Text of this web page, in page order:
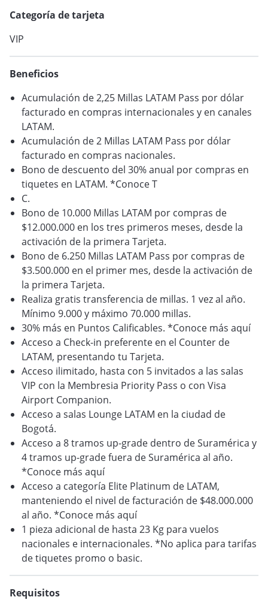
VER BLOG
Categoría de tarjeta
VIP
Beneficios
Acumulación de 2,25 Millas LATAM Pass por dólar
facturado en compras internacionales y en canales
LATAM.
Acumulación de 2 Millas LATAM Pass por dólar
facturado en compras nacionales.
Bono de descuento del 30% anual por compras en
tiquetes en LATAM. *Conoce T
C.
Bono de 10.000 Millas LATAM por compras de
$12.000.000 en los tres primeros meses, desde la
activación de la primera Tarjeta.
Bono de 6.250 Millas LATAM Pass por compras de
$3.500.000 en el primer mes, desde la activación de
la primera Tarjeta.
Realiza gratis transferencia de millas. 1 vez al año.
Mínimo 9.000 y máximo 70.000 millas.
30% más en Puntos Calificables. *Conoce más aquí
Acceso a Check-in preferente en el Counter de
LATAM, presentando tu Tarjeta.
Acceso ilimitado, hasta con 5 invitados a las salas
VIP con la Membresia Priority Pass o con Visa
Airport Companion.
Acceso a salas Lounge LATAM en la ciudad de
Bogotá.
Acceso a 8 tramos up-grade dentro de Suramérica y
4 tramos up-grade fuera de Suramérica al año.
*Conoce más aquí
Acceso a categoría Elite Platinum de LATAM,
manteniendo el nivel de facturación de $48.000.000
al año. *Conoce más aquí
1 pieza adicional de hasta 23 Kg para vuelos
nacionales e internacionales. *No aplica para tarifas
de tiquetes promo o basic.
Requisitos